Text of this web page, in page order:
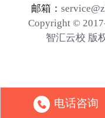
邮箱：
Copyright ©
智汇云校 版
电话咨询